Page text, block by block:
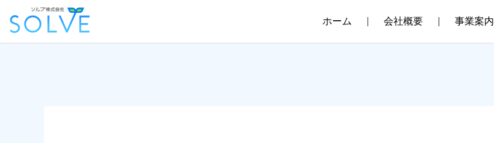
ホーム 会社概要 事業案内